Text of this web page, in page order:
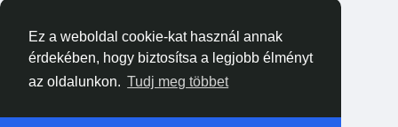
Ez a weboldal cookie-kat használ annak
érdekében, hogy biztosítsa a legjobb élményt
az oldalunkon. Tudj meg többet